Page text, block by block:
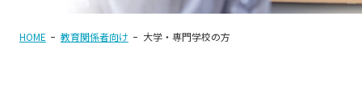
HOME 教育関係者向け 大学・専門学校の方